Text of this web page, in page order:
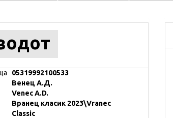
05319992100533
Венец А.Д.
Venec A.D.
Вранец класик 2023\Vranec
Classic